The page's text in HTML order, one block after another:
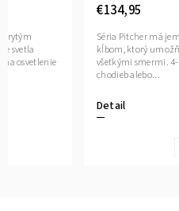
svetla
osvetlenie
€134,95
Detail
Séria Pitcher má
kĺbom, ktorý
všetkými smermi.
chodieb alebo...